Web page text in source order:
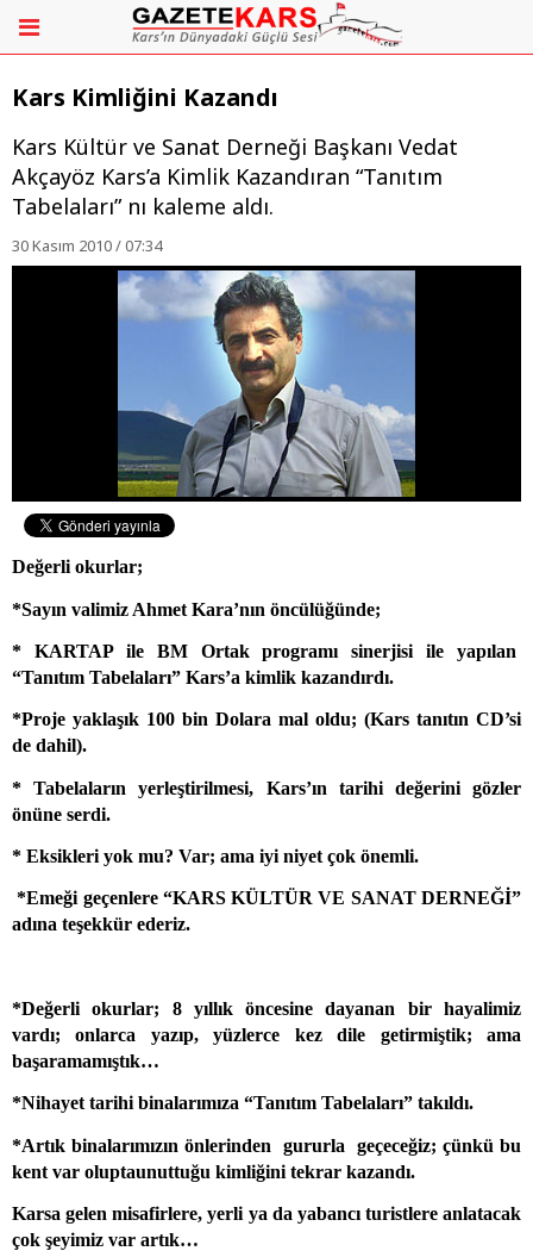
Kars Kimliğini Kazandı
Kars Kültür ve Sanat Derneği Başkanı Vedat
Akçayöz Kars’a Kimlik Kazandıran “Tanıtım
Tabelaları” nı kaleme aldı.
30 Kasım 2010 / 07:34
Değerli okurlar;
*Sayın valimiz Ahmet Kara’nın öncülüğünde;
* KARTAP ile BM Ortak programı sinerjisi ile yapılan
“Tanıtım Tabelaları” Kars’a kimlik kazandırdı.
*Proje yaklaşık 100 bin Dolara mal oldu; (Kars tanıtın CD’si
de dahil).
* Tabelaların yerleştirilmesi, Kars’ın tarihi değerini gözler
önüne serdi.
* Eksikleri yok mu? Var; ama iyi niyet çok önemli.
*Emeği geçenlere “KARS KÜLTÜR VE SANAT DERNEĞİ”
adına teşekkür ederiz.
*Değerli okurlar; 8 yıllık öncesine dayanan bir hayalimiz
vardı; onlarca yazıp, yüzlerce kez dile getirmiştik; ama
başaramamıştık…
*Nihayet tarihi binalarımıza “Tanıtım Tabelaları” takıldı.
*Artık binalarımızın önlerinden gururla
geçeceğiz; çünkü bu
kent var oluptaunuttuğu kimliğini tekrar kazandı.
Karsa gelen misafirlere, yerli ya da yabancı turistlere anlatacak
çok şeyimiz var artık…